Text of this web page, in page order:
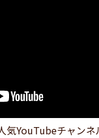
YouTubeチャン